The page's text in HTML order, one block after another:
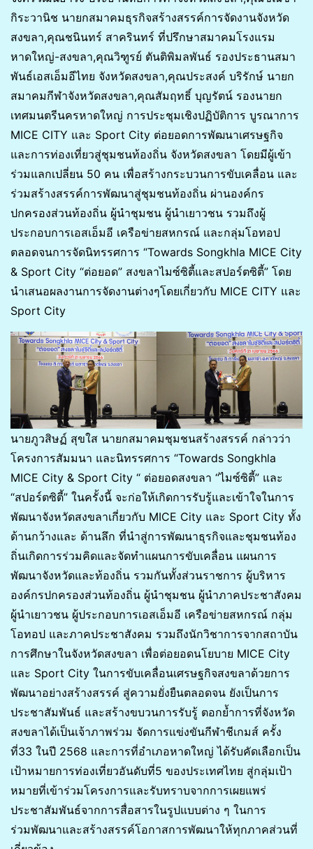
กิระวานิช นายกสมาคมธุรกิจสร้างสรรค์การจัดงานจังหวัด
สงขลา,คุณชนินทร์ สาครินทร์ ที่ปรึกษาสมาคมโรงแรม
หาดใหญ่-สงขลา,คุณวิฑูรย์ ตันติพิมลพันธ์ รองประธานสมา
พันธ์เอสเอ็มอีไทย จังหวัดสงขลา,คุณประสงค์ บริรักษ์ นายก
สมาคมกีฬาจังหวัดสงขลา,คุณสัมฤทธิ์ บุญรัตน์ รองนายก
เทศมนตรีนครหาดใหญ่ การประชุมเชิงปฏิบัติการ บูรณาการ
MICE CITY และ Sport City ต่อยอดการพัฒนาเศรษฐกิจ
และการท่องเที่ยวสู่ชุมชนท้องถิ่น จังหวัดสงขลา โดยมีผู้เข้า
ร่วมแลกเปลี่ยน 50 คน เพื่อสร้างกระบวนการขับเคลื่อน และ
ร่วมสร้างสรรค์การพัฒนาสู่ชุมชนท้องถิ่น ผ่านองค์กร
ปกครองส่วนท้องถิ่น ผู้นำชุมชน ผู้นำเยาวชน รวมถึงผู้
ประกอบการเอสเอ็มอี เครือข่ายสหกรณ์ และกลุ่มโอทอป
ตลอดจนการจัดนิทรรศการ “Towards Songkhla MICE City
& Sport City “ต่อยอด” สงขลาไมซ์ซิตี้และสปอร์ตซิตี้” โดย
นำเสนอผลงานการจัดงานต่างๆโดยเกี่ยวกับ MICE CITY และ
Sport City
นายภูวสิษฏ์ สุขใส นายกสมาคมชุมชนสร้างสรรค์ กล่าวว่า
โครงการสัมมนา และนิทรรศการ “Towards Songkhla
MICE City & Sport City “ ต่อยอดสงขลา “ไมซ์ซิตี้” และ
“สปอร์ตซิตี้” ในครั้งนี้ จะก่อให้เกิดการรับรู้และเข้าใจในการ
พัฒนาจังหวัดสงขลาเกี่ยวกับ MICE City และ Sport City ทั้ง
ด้านกว้างและ ด้านลึก ที่นำสู่การพัฒนาธุรกิจและชุมชนท้อง
ถิ่นเกิดการร่วมคิดและจัดทำแผนการขับเคลื่อน แผนการ
พัฒนาจังหวัดและท้องถิ่น รวมกันทั้งส่วนราชการ ผู้บริหาร
องค์กรปกครองส่วนท้องถิ่น ผู้นำชุมชน ผู้นำภาคประชาสังคม
ผู้นำเยาวชน ผู้ประกอบการเอสเอ็มอี เครือข่ายสหกรณ์ กลุ่ม
โอทอป และภาคประชาสังคม รวมถึงนักวิชาการจากสถาบัน
การศึกษาในจังหวัดสงขลา เพื่อต่อยอดนโยบาย MICE City
และ Sport City ในการขับเคลื่อนเศรษฐกิจสงขลาด้วยการ
พัฒนาอย่างสร้างสรรค์ สู่ความยั่งยืนตลอดจน ยังเป็นการ
ประชาสัมพันธ์ และสร้างขบวนการรับรู้ ตอกย้ำการที่จังหวัด
สงขลาได้เป็นเจ้าภาพร่วม จัดการแข่งขันกีฬาชีเกมส์ ครั้ง
ที่33 ในปี 2568 และการที่อำเภอหาดใหญ่ ได้รับคัดเลือกเป็น
เป้าหมายการท่องเที่ยวอันดับที่5 ของประเทศไทย สู่กลุ่มเป้า
หมายที่เข้าร่วมโครงการและรับทราบจากการเผยแพร่
ประชาสัมพันธ์จากการสื่อสารในรูปแบบต่าง ๆ ในการ
ร่วมพัฒนาและสร้างสรรค์โอกาสการพัฒนาให้ทุกภาคส่วนที่